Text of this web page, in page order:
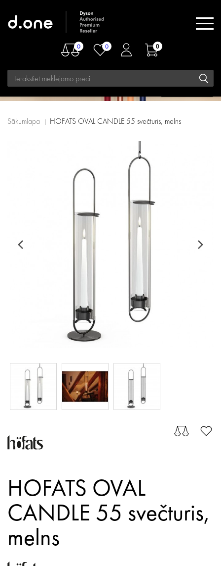
0 0 0
Sākumlapa HOFATS OVAL CANDLE 55 svečturis, melns
HOFATS OVAL
CANDLE 55 svečturis,
melns